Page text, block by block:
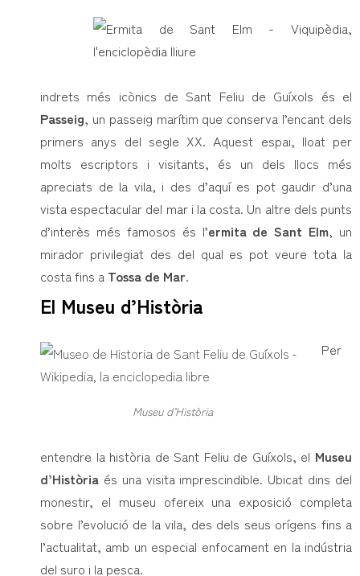
indrets més icònics de Sant Feliu de Guíxols és el
Passeig, un passeig marítim que conserva l’encant dels
primers anys del segle XX. Aquest espai, lloat per
molts escriptors i visitants, és un dels llocs més
apreciats de la vila, i des d’aquí es pot gaudir d’una
vista espectacular del mar i la costa. Un altre dels punts
d’interès més famosos és l’ermita de Sant Elm, un
mirador privilegiat des del qual es pot veure tota la
costa fins a Tossa de Mar.
El Museu d’Història
Museu d’Història
Per
entendre la història de Sant Feliu de Guíxols, el Museu
d’Història és una visita imprescindible. Ubicat dins del
monestir, el museu ofereix una exposició completa
sobre l’evolució de la vila, des dels seus orígens fins a
l’actualitat, amb un especial enfocament en la indústria
del suro i la pesca.